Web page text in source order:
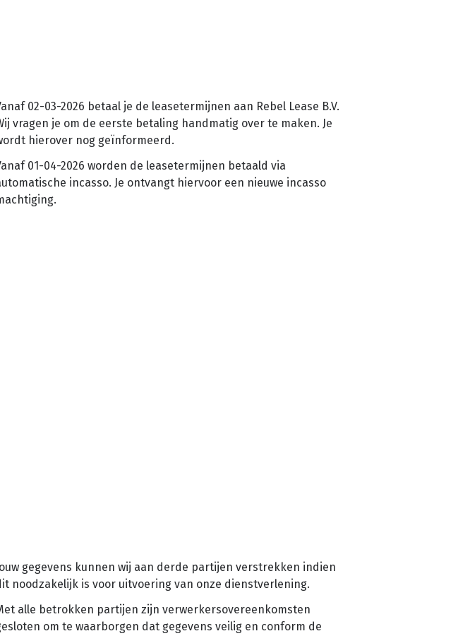
02-03-2026 betaal je de leasetermijnen aan Rebel Lease B.V.
vragen je om de eerste betaling handmatig over te maken. Je
hierover nog geïnformeerd.
01-04-2026 worden de leasetermijnen betaald via
incasso. Je ontvangt hiervoor een nieuwe incasso
gegevens kunnen wij aan derde partijen verstrekken indien
noodzakelijk is voor uitvoering van onze dienstverlening.
alle betrokken partijen zijn verwerkersovereenkomsten
om te waarborgen dat gegevens veilig en conform de